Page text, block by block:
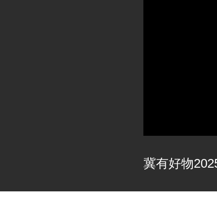
冀有好物